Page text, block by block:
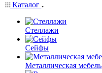
Каталог
Стеллажи
Сейфы
Металлическая мебель